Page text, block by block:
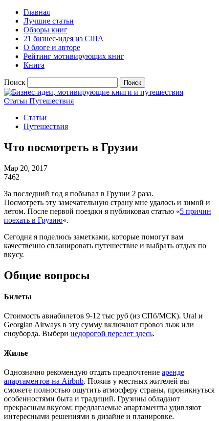
Главная
Лучшие статьи
Обзоры книг
21 бизнес-идея из США
О блоге и авторе
Рейтинг мотивирующих книг
Книга
Поиск
Статьи Путешествия
Статьи
Путешествия
Что посмотреть в Грузии
Мар 20, 2017
7462
За последний год я побывал в Грузии 2 раза.
Посмотреть эту замечательную страну мне удалось и зимой и
летом. После первой поездки я публиковал статью «5 причин
поехать в Грузию«.
Сегодня я поделюсь заметками, которые помогут вам
качественно спланировать путешествие и выбрать отдых по
вкусу.
Общие вопросы
Билеты
Стоимость авиабилетов 9-12 тыс руб (из СПб/МСК). Ural и
Georgian Airways в эту сумму включают провоз лыж или
сноуборда. Выбери недорогой перелет здесь.
Жилье
Однозначно рекомендую отдать предпочтение аренде
апартаментов на Airbnb. Пожив у местных жителей вы
сможете полностью ощутить атмосферу страны, проникнуться
особенностями быта и традиций. Грузины обладают
прекрасным вкусом: предлагаемые апартаменты удивляют
интересными решениями в дизайне и планировке.